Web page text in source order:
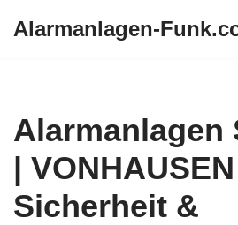
Alarmanlagen-
Alarmanlagen
| VONHAUSEN
Sicherheit &